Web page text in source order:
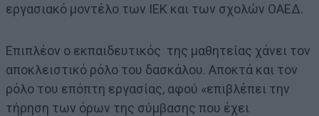
εργασιακό μοντέλο των ΙΕΚ και των σχολών ΟΑΕΔ.
Επιπλέον ο εκπαιδευτικός της μαθητείας χάνει τον
αποκλειστικό ρόλο του δασκάλου. Αποκτά και τον
ρόλο του επόπτη εργασίας, αφού «επιβλέπει την
τήρηση των όρων της σύμβασης που έχει